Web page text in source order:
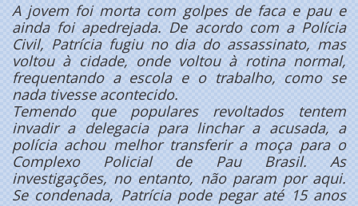
A jovem foi morta com golpes de faca e pau e
ainda foi apedrejada. De acordo com a Polícia
Civil, Patrícia fugiu no dia do assassinato, mas
voltou à cidade, onde voltou à rotina normal,
frequentando a escola e o trabalho, como se
nada tivesse acontecido.
Temendo que populares revoltados tentem
invadir a delegacia para linchar a acusada, a
polícia achou melhor transferir a moça para o
Complexo Policial de Pau Brasil. As
investigações, no entanto, não param por aqui.
Se condenada, Patrícia pode pegar até 15 anos